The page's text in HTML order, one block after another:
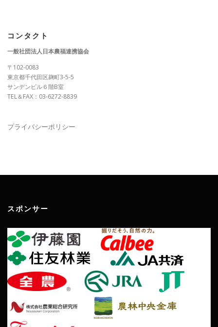
シ
ョ
ン
コンタクト
一般社団法人日本農福連携協会
〒102-0083
東京都千代田区麹町3-5-5
サンデンビル６階B室
TEL＆FAX：03-6272-8839
プライバシーポリシー
スポンサー